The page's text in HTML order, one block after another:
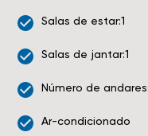
Salas de estar:1
Salas de jantar:1
Número de
Ar-condicionado